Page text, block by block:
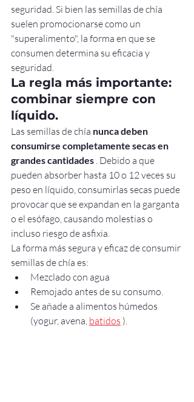
seguridad. Si bien las semillas de chía
suelen promocionarse como un
"superalimento", la forma en que se
consumen determina su eficacia y
seguridad.
La regla más importante:
combinar siempre con
líquido.
Las semillas de chía nunca deben
consumirse completamente secas en
grandes cantidades . Debido a que
pueden absorber hasta 10 o 12 veces su
peso en líquido, consumirlas secas puede
provocar que se expandan en la garganta
o el esófago, causando molestias o
incluso riesgo de asfixia.
La forma más segura y eficaz de consumir
semillas de chía es:
Mezclado con agua
Remojado antes de su consumo.
Se añade a alimentos húmedos
(yogur, avena, batidos ).